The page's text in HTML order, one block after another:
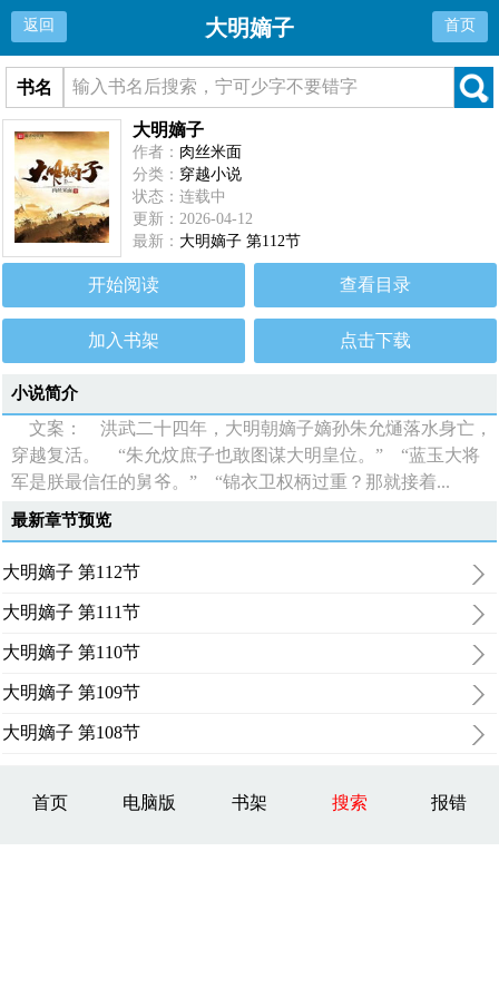
返回 大明嫡子 首页
书名
大明嫡子
作者： 肉丝米面
分类： 穿越小说
状态：连载中
更新：2026-04-12
最新： 大明嫡子 第112节
开始阅读 查看目录
加入书架 点击下载
小说简介
文案： 洪武二十四年，大明朝嫡子嫡孙朱允熥落水身亡，
穿越复活。 “朱允炆庶子也敢图谋大明皇位。” “蓝玉大将
军是朕最信任的舅爷。” “锦衣卫权柄过重？那就接着...
最新章节预览
大明嫡子 第112节
大明嫡子 第111节
大明嫡子 第110节
大明嫡子 第109节
大明嫡子 第108节
首页 电脑版 书架 搜索 报错